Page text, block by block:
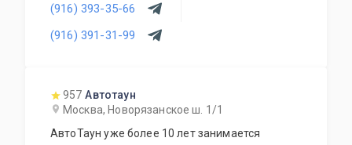
(916) 393-35-66
(916) 391-31-99
957 Автотаун
Москва, Новорязанское ш. 1/1
АвтоТаун уже более 10 лет занимается